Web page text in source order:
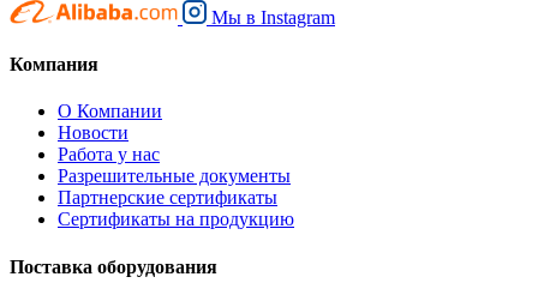
Мы в Instagram
Компания
О Компании
Новости
Работа у нас
Разрешительные документы
Партнерские сертификаты
Сертификаты на продукцию
Поставка оборудования